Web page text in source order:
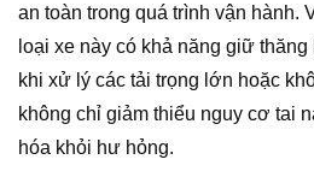
an toàn trong quá trình vận hành.
loại xe này có khả năng giữ
khi xử lý các tải trọng lớn hoặc
không chỉ giảm thiểu nguy cơ tai
hóa khỏi hư hỏng.